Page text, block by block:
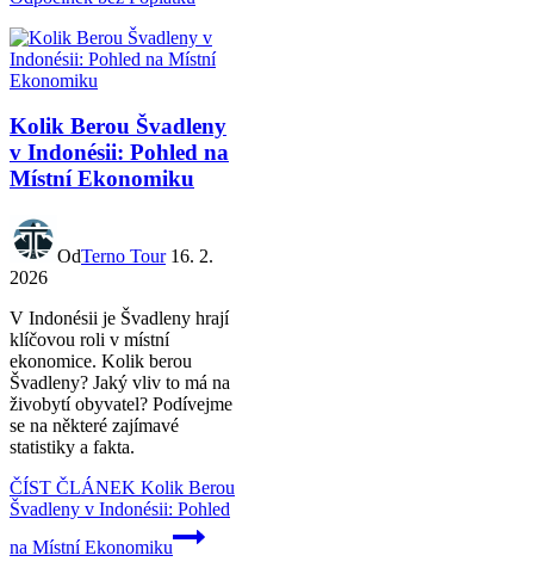
Kolik Berou Švadleny
v Indonésii: Pohled na
Místní Ekonomiku
OdTerno Tour 16. 2.
2026
V Indonésii je Švadleny hrají
klíčovou roli v místní
ekonomice. Kolik berou
Švadleny? Jaký vliv to má na
živobytí obyvatel? Podívejme
se na některé zajímavé
statistiky a fakta.
ČÍST ČLÁNEK Kolik Berou
Švadleny v Indonésii: Pohled
na Místní Ekonomiku